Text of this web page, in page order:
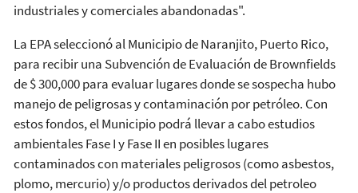
industriales y comerciales abandonadas".
La EPA seleccionó al Municipio de Naranjito, Puerto Rico,
para recibir una Subvención de Evaluación de Brownfields
de $ 300,000 para evaluar lugares donde se sospecha hubo
manejo de peligrosas y contaminación por petróleo. Con
estos fondos, el Municipio podrá llevar a cabo estudios
ambientales Fase I y Fase II en posibles lugares
contaminados con materiales peligrosos (como asbestos,
plomo, mercurio) y/o productos derivados del petroleo